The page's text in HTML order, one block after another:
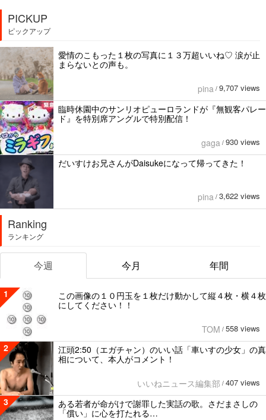
PICKUP
ピックアップ
愛情のこもった１枚の写真に１３万超いいね♡ 涙が止
まらないとの声も。
pina / 9,707 views
臨時休園中のサンリオピューロランドが『無観客パレー
ド』を特別席アングルで特別配信！
gaga / 930 views
だいすけお兄さんがDaisukeになって帰ってきた！
pina / 3,622 views
Ranking
ランキング
今週 今月 年間
1
この画像の１０円玉を１枚だけ動かして縦４枚・横４枚
にしてください！！
TOM / 558 views
2
江頭2:50（エガチャン）のいい話「車いすの少女」の真
相について、本人がコメント！
いいねニュース編集部 / 407 views
3
ある若者が命がけで謝罪した実話の歌。さだまさしの
「償い」に心を打たれる…